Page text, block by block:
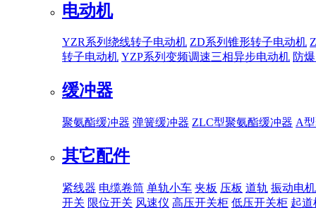
电动机
YZR系列绕线转子电动机 ZD系列锥形转子电动机
转子电动机 YZP系列变频调速三相异步电动机 防
缓冲器
聚氨酯缓冲器 弹簧缓冲器 ZLC型聚氨酯缓冲器 A
其它配件
紧线器 电缆卷筒 单轨小车 夹板 压板 道轨 振动电机
开关 限位开关 风速仪 高压开关柜 低压开关柜 起道